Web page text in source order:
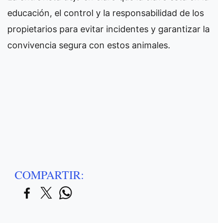
educación, el control y la responsabilidad de los
propietarios para evitar incidentes y garantizar la
convivencia segura con estos animales.
COMPARTIR: